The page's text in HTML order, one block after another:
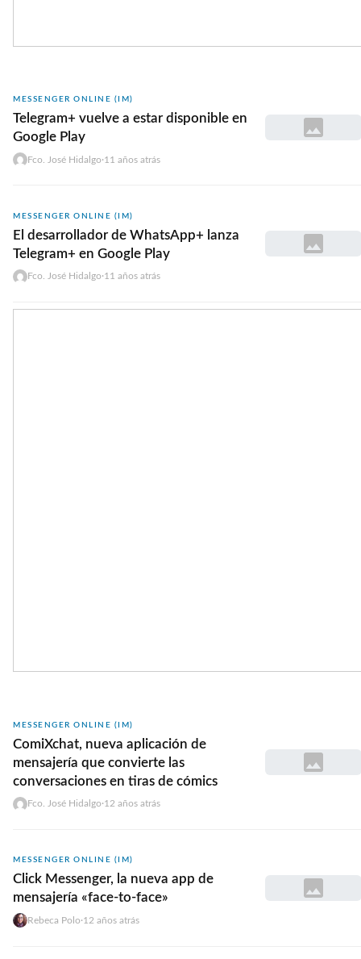
MESSENGER ONLINE (IM)
Telegram+ vuelve a estar disponible en
Google Play
Fco. José Hidalgo·11 años atrás
MESSENGER ONLINE (IM)
El desarrollador de WhatsApp+ lanza
Telegram+ en Google Play
Fco. José Hidalgo·11 años atrás
MESSENGER ONLINE (IM)
ComiXchat, nueva aplicación de
mensajerí­a que convierte las
conversaciones en tiras de cómics
Fco. José Hidalgo·12 años atrás
MESSENGER ONLINE (IM)
Click Messenger, la nueva app de
mensajerí­a «face-to-face»
Rebeca Polo·12 años atrás